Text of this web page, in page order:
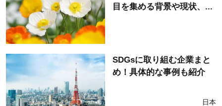
目を集める背景や現状、...
SDGsに取り組む企業まと
め！具体的な事例も紹介
日本